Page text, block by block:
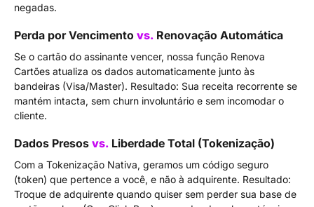
negadas.
Perda por Vencimento vs. Renovação Automática
Se o cartão do assinante vencer, nossa função Renova
Cartões atualiza os dados automaticamente junto às
bandeiras (Visa/Master). Resultado: Sua receita recorrente se
mantém intacta, sem churn involuntário e sem incomodar o
cliente.
Dados Presos vs. Liberdade Total (Tokenização)
Com a Tokenização Nativa, geramos um código seguro
(token) que pertence a você, e não à adquirente. Resultado:
Troque de adquirente quando quiser sem perder sua base de